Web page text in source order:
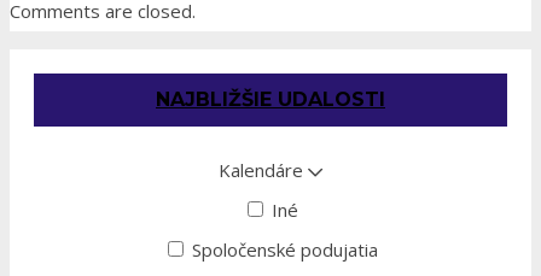
Comments are closed.
NAJBLIŽŠIE UDALOSTI
Kalendáre
Iné
Spoločenské podujatia